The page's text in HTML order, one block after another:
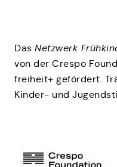
Das Netzwerk
von der Crespo
freiheit+ gefördert.
Kinder- und